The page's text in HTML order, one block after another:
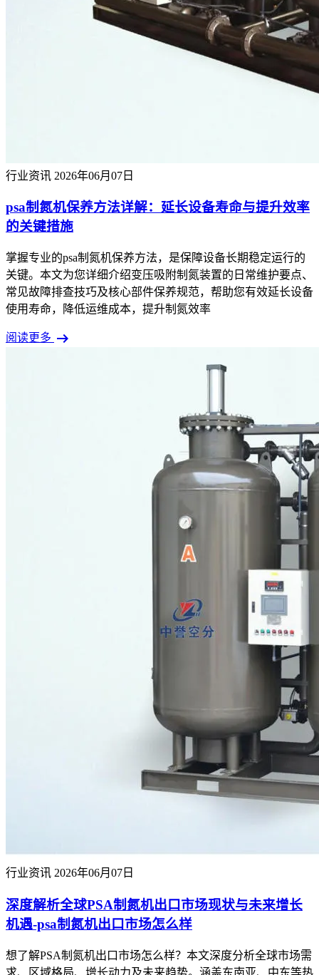
行业资讯 2026年06月07日
psa制氮机保养方法详解：延长设备寿命与提升效率
的关键措施
掌握专业的psa制氮机保养方法，是保障设备长期稳定运行的
关键。本文为您详细介绍变压吸附制氮装置的日常维护要点、
常见故障排查技巧及核心部件保养规范，帮助您有效延长设备
使用寿命，降低运维成本，提升制氮效率
阅读更多 arrow_right_alt
行业资讯 2026年06月07日
深度解析全球PSA制氮机出口市场现状与未来增长
机遇-psa制氮机出口市场怎么样
想了解PSA制氮机出口市场怎么样？本文深度分析全球市场需
求、区域格局、增长动力及未来趋势。涵盖东南亚、中东等热